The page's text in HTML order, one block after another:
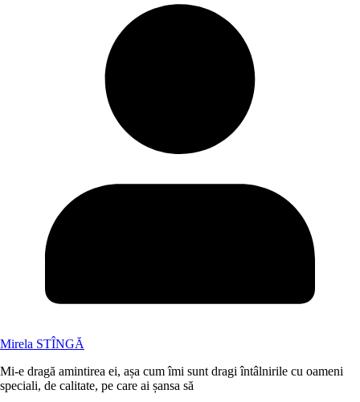
Mirela STÎNGĂ
Mi-e dragă amintirea ei, așa cum îmi sunt dragi întâlnirile cu oameni
speciali, de calitate, pe care ai șansa să